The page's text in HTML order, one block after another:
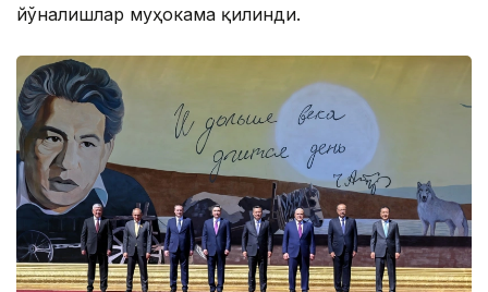
йўналишлар муҳокама қилинди.